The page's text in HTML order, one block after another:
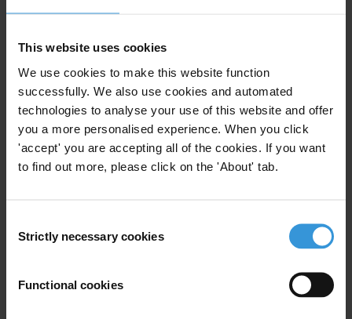
This website uses cookies
We use cookies to make this website function
successfully. We also use cookies and automated
technologies to analyse your use of this website and offer
you a more personalised experience. When you click
'accept' you are accepting all of the cookies. If you want
to find out more, please click on the 'About' tab.
Selection
Strictly necessary cookies
Functional cookies
For any press enquiries please contact
Christian Humborg
T: +49-30-549898-0
E:office@transparency.de
Subscribe to our weekly newsletter
Last name *